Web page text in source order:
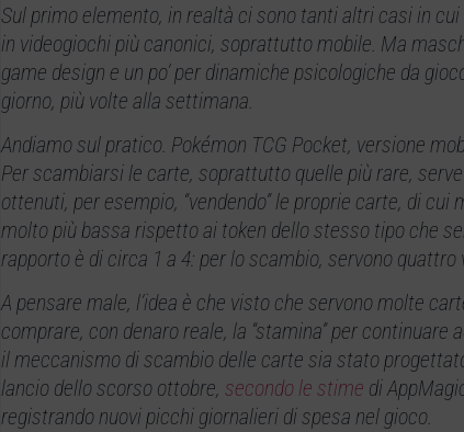
Sul primo elemento, in realtà ci sono tanti altri casi in
in videogiochi più canonici, soprattutto mobile. Ma
game design e un po’ per dinamiche psicologiche da
giorno, più volte alla settimana.
Andiamo sul pratico. Pokémon TCG Pocket, versione
Per scambiarsi le carte, soprattutto quelle più rare,
ottenuti, per esempio, “vendendo” le proprie carte, di
molto più bassa rispetto ai token dello stesso tipo che
rapporto è di circa 1 a 4: per lo scambio, servono
A pensare male, l’idea è che visto che servono molte
comprare, con denaro reale, la “stamina” per
il meccanismo di scambio delle carte sia stato
lancio dello scorso ottobre, secondo le stime di
registrando nuovi picchi giornalieri di spesa nel gioco.